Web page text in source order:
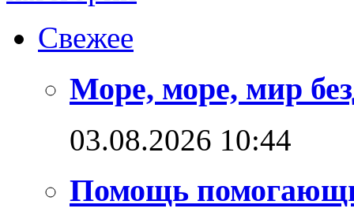
Свежее
Море, море, мир
03.08.2026 10:44
Помощь